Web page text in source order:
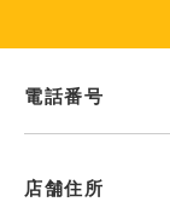
電話番号
店舗住所